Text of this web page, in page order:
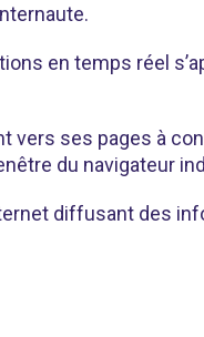
en temps réel
vers ses pages à
du navigateur
diffusant des